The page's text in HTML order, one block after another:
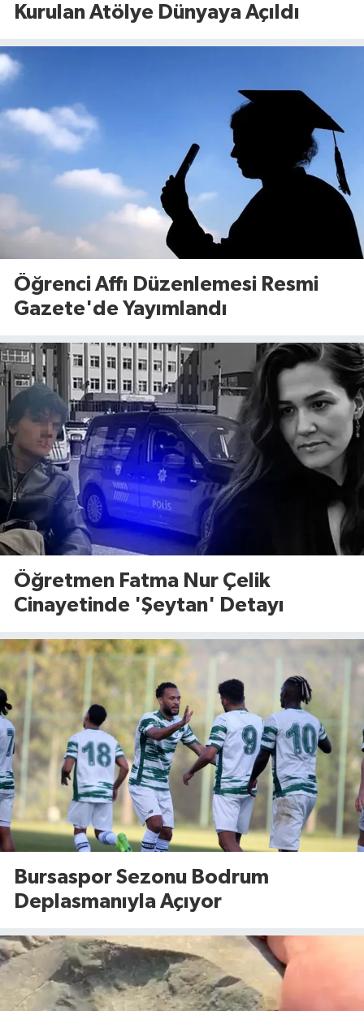
Kurulan Atölye Dünyaya Açıldı
Öğrenci Affı Düzenlemesi Resmi
Gazete'de Yayımlandı
Öğretmen Fatma Nur Çelik
Cinayetinde 'Şeytan' Detayı
Bursaspor Sezonu Bodrum
Deplasmanıyla Açıyor